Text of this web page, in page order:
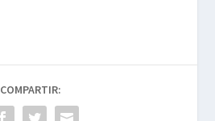
COMPARTIR: